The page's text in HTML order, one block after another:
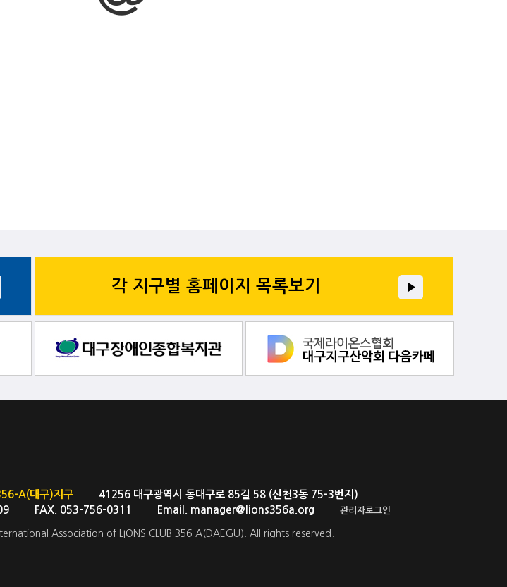
각 지구별 홈페이지 목록보기
A(대구)지구 41256 대구광역시 동대구로 85길 58 (신천3동 75-3번지)
FAX. 053-756-0311 Email. manager@lions356a.org 관리자로그인
Association of LIONS CLUB 356-A(DAEGU). All rights reserved.